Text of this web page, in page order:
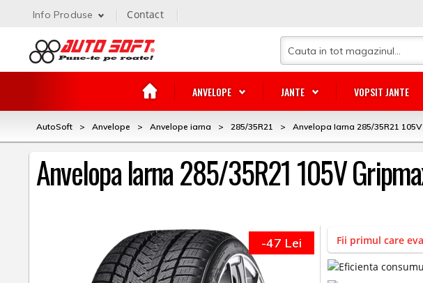
ANVELOPE JANTE VOPSIT JANTE
Info Produse Contact
AutoSoft > Anvelope > Anvelope iarna > 285/35R21 > Anvelopa Iarna 285/35R21
Anvelopa Iarna 285/35R21 105V
-47 Lei Fii primul care